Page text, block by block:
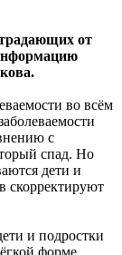
от
во всём
с
спад. Но
дети и
скорректируют
и подростки